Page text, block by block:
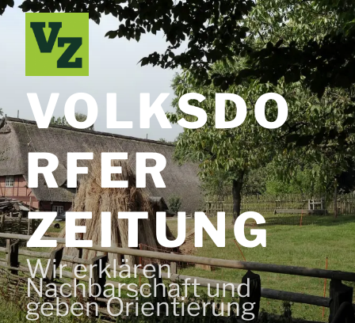
Zum
Inhalt
springen
VOLKSDO
RFER
ZEITUNG
Wir erklären
Nachbarschaft und
geben Orientierung